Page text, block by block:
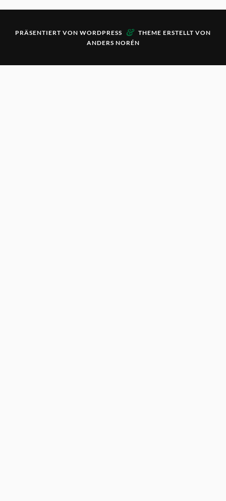
PRÄSENTIERT VON WORDPRESS & THEME ERSTELLT VON
ANDERS NORÉN